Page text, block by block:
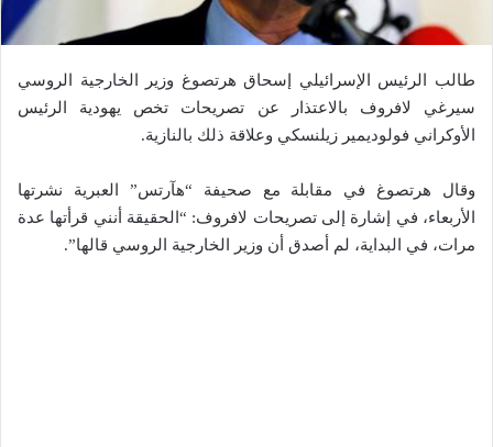
طالب الرئيس الإسرائيلي إسحاق هرتصوغ وزير الخارجية الروسي
سيرغي لافروف بالاعتذار عن تصريحات تخص يهودية الرئيس
الأوكراني فولوديمير زيلنسكي وعلاقة ذلك بالنازية.
وقال هرتصوغ في مقابلة مع صحيفة “هآرتس” العبرية نشرتها
الأربعاء، في إشارة إلى تصريحات لافروف: “الحقيقة أنني قرأتها عدة
مرات، في البداية، لم أصدق أن وزير الخارجية الروسي قالها”.